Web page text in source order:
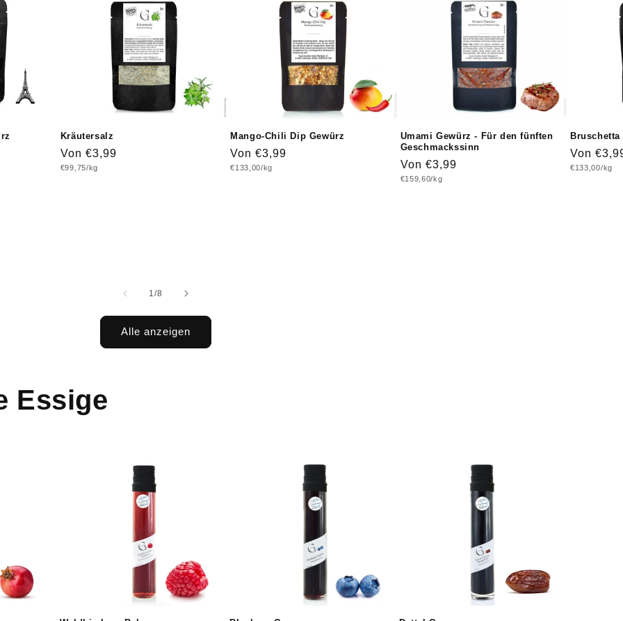
Kräutersalz
Normaler
Preis
Von €3,99
Grundpreis
€99,75/kg
Mango-Chili Dip Gewürz
Normaler
Preis
Von €3,99
Grundpreis
€133,00/kg
Umami Gewürz - Für den fünften
Geschmackssinn
Normaler
Preis
Von €3,99
Grundpreis
€159,60/kg
Normaler
Preis
Von
Grundpreis
€133,00/kg
1/von
8
Alle anzeigen
Essige